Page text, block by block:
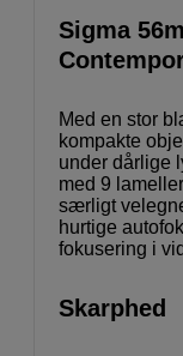
Sigma
Med en stor
kompakte
under dårlige
med 9
særligt
hurtige
fokusering i
Skarphed